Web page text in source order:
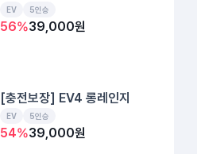
EV 5인승
56%39,000원
[충전보장] EV4 롱레인지
EV 5인승
54%39,000원